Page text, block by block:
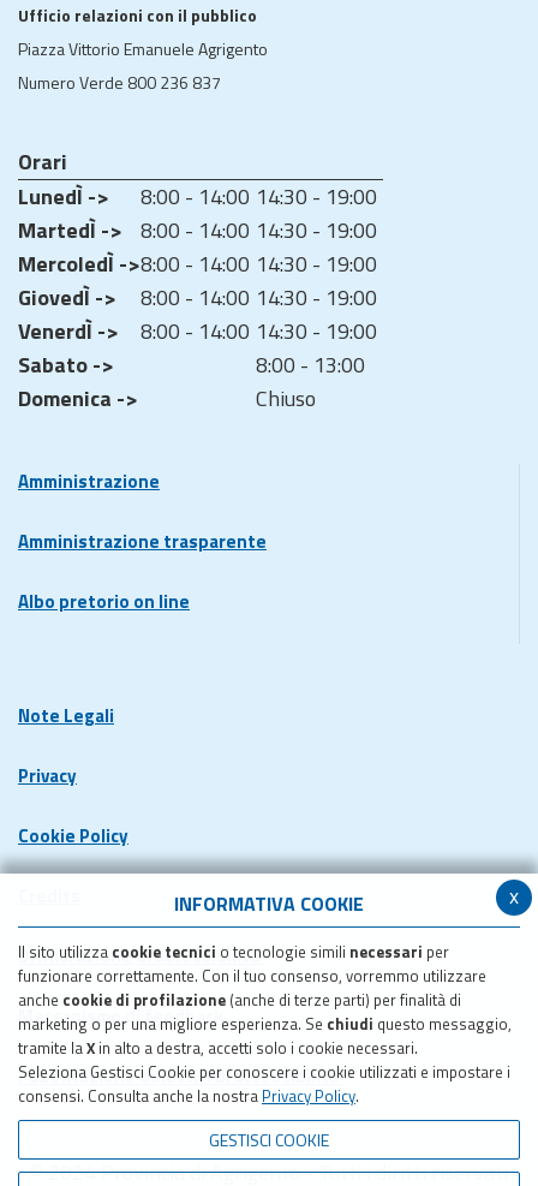
x
INFORMATIVA COOKIE
Il sito utilizza cookie tecnici o tecnologie simili necessari per
funzionare correttamente. Con il tuo consenso, vorremmo utilizzare
anche cookie di profilazione (anche di terze parti) per finalità di
marketing o per una migliore esperienza. Se chiudi questo messaggio,
tramite laX in alto a destra, accetti solo i cookie necessari.
Seleziona Gestisci Cookie per conoscere i cookie utilizzati e impostare i
consensi. Consulta anche la nostra Privacy Policy.
GESTISCI COOKIE
Ufficio relazioni con il pubblico
Piazza Vittorio Emanuele Agrigento
Numero Verde 800 236 837
Orari
LunedÌ ->
8:00 - 14:00 14:30 - 19:00
MartedÌ -> 8:00 - 14:00 14:30 - 19:00
MercoledÌ ->8:00 - 14:00 14:30 - 19:00
GiovedÌ ->
8:00 - 14:00 14:30 - 19:00
VenerdÌ ->
8:00 - 14:00 14:30 - 19:00
Sabato ->
8:00 - 13:00
Domenica ->
Chiuso
Amministrazione
Amministrazione trasparente
Albo pretorio on line
Note Legali
Privacy
Cookie Policy
Dichiarazione di accessibilita'
Meccanismo di feedback
Pubblicazione obiettivi di accessibilita'
© 2024 Provincia di Agrigento - Tutti i diritti riservati